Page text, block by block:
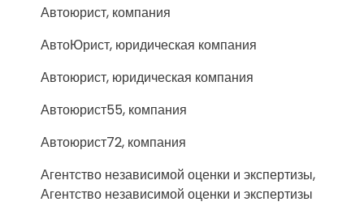
Автоюрист, компания
АвтоЮрист, юридическая компания
Автоюрист, юридическая компания
Автоюрист55, компания
Автоюрист72, компания
Агентство независимой оценки и экспертизы,
Агентство независимой оценки и экспертизы